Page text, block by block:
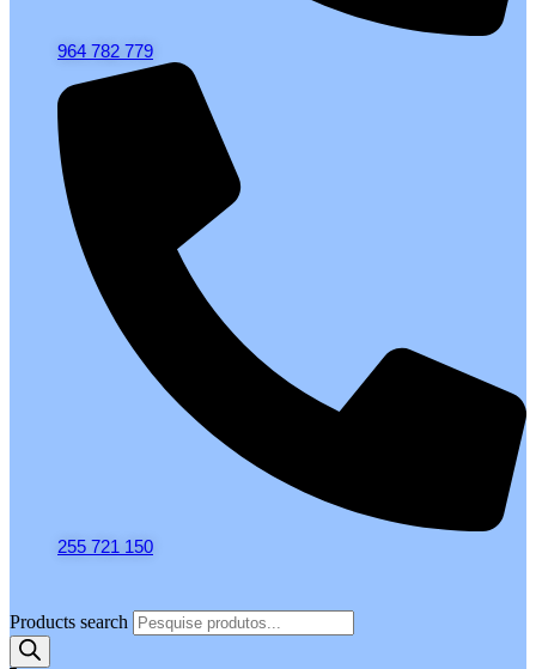
964 782 779
255 721 150
Products search